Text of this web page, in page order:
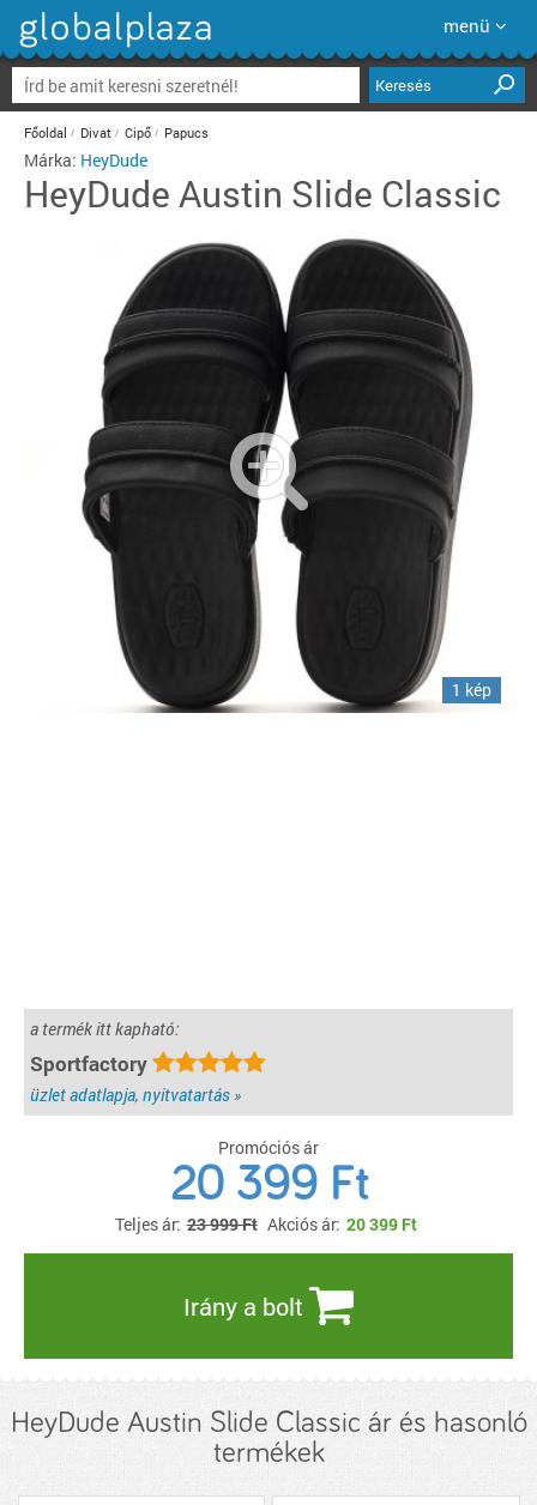
menü
Keresés
Főoldal Divat Cipő Papucs
Márka: HeyDude
HeyDude Austin Slide Classic
1 kép
a termék itt kapható:
Sportfactory
üzlet adatlapja, nyitvatartás »
Promóciós ár
20 399 Ft
Teljes ár: 23 999 Ft Akciós ár: 20 399 Ft
Irány a bolt
HeyDude Austin Slide Classic ár és hasonló
termékek